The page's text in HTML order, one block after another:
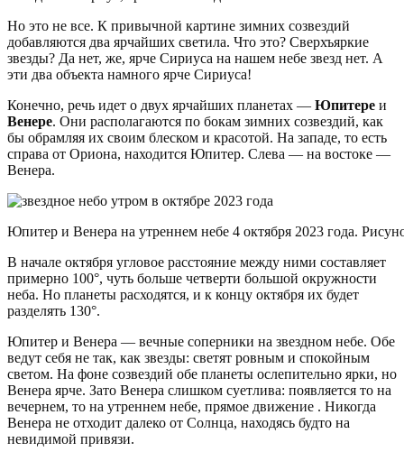
Но это не все. К привычной картине зимних созвездий
добавляются два ярчайших светила. Что это? Сверхъяркие
звезды? Да нет, же, ярче Сириуса на нашем небе звезд нет. А
эти два объекта намного ярче Сириуса!
Конечно, речь идет о двух ярчайших планетах — Юпитере и
Венере. Они располагаются по бокам зимних созвездий, как
бы обрамляя их своим блеском и красотой. На западе, то есть
справа от Ориона, находится Юпитер. Слева — на востоке —
Венера.
Юпитер и Венера на утреннем небе 4 октября 2023 года.
В начале октября угловое расстояние между ними составляет
примерно 100°, чуть больше четверти большой окружности
неба. Но планеты расходятся, и к концу октября их будет
разделять 130°.
Юпитер и Венера — вечные соперники на звездном небе. Обе
ведут себя не так, как звезды: светят ровным и спокойным
светом. На фоне созвездий обе планеты ослепительно ярки, но
Венера ярче. Зато Венера слишком суетлива: появляется то на
вечернем, то на утреннем небе, прямое движение . Никогда
Венера не отходит далеко от Солнца, находясь будто на
невидимой привязи.